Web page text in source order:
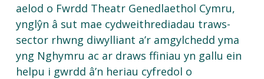
aelod o Fwrdd Theatr Genedlaethol Cymru,
ynglŷn â sut mae cydweithrediadau traws-
sector rhwng diwylliant a’r amgylchedd yma
yng Nghymru ac ar draws ffiniau yn gallu ein
helpu i gwrdd â’n heriau cyfredol o